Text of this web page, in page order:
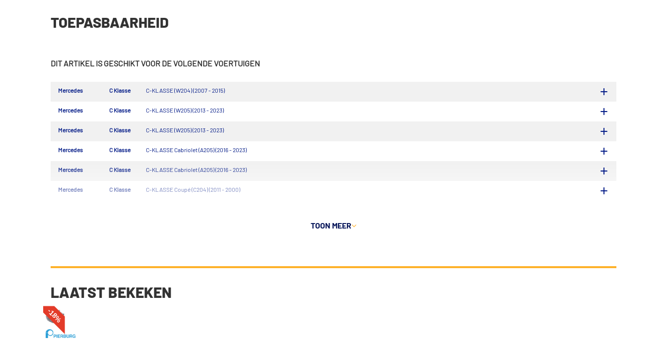
TOEPASBAARHEID
DIT ARTIKEL IS GESCHIKT VOOR DE VOLGENDE VOERTUIGEN
Mercedes C Klasse C-KLASSE (W204) (2007 - 2015)
Mercedes C Klasse C-KLASSE (W205) (2013 - 2023)
Mercedes C Klasse C-KLASSE (W205) (2013 - 2023)
Mercedes C Klasse C-KLASSE Cabriolet (A205) (2016 - 2023)
Mercedes C Klasse C-KLASSE Cabriolet (A205) (2016 - 2023)
Mercedes C Klasse C-KLASSE Coupé (C204) (2011 - 2000)
TOON MEER
LAATST BEKEKEN
-18%